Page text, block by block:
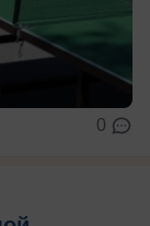
0